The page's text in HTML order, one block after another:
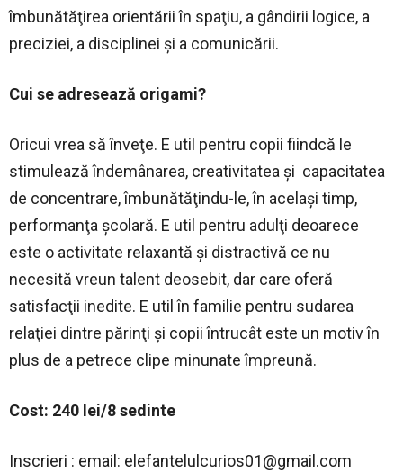
îmbunătăţirea orientării în spaţiu, a gândirii logice, a
preciziei, a disciplinei şi a comunicării.
Cui se adresează origami?
Oricui vrea să înveţe. E util pentru copii fiindcă le
stimulează îndemânarea, creativitatea şi capacitatea
de concentrare, îmbunătăţindu-le, în acelaşi timp,
performanţa şcolară. E util pentru adulţi deoarece
este o activitate relaxantă şi distractivă ce nu
necesită vreun talent deosebit, dar care oferă
satisfacţii inedite. E util în familie pentru sudarea
relaţiei dintre părinţi şi copii întrucât este un motiv în
plus de a petrece clipe minunate împreună.
Cost: 240 lei/8 sedinte
Inscrieri : email: elefantelulcurios01@gmail.com